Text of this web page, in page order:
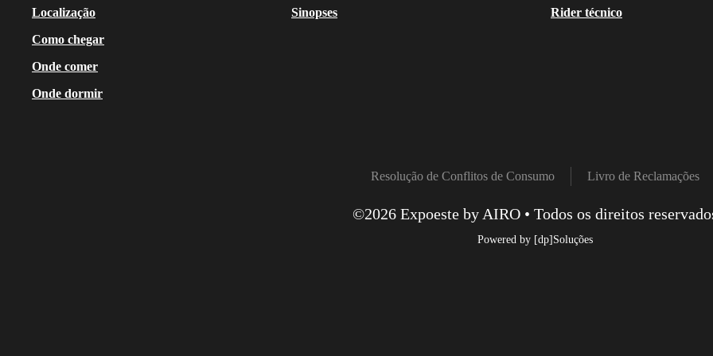
Localização
Como chegar
Onde comer
Onde dormir
Sinopses Rider técnico
Resolução de Conflitos de Consumo Livro de Reclamações
©2026Expoeste by AIRO • Todos os direitos
Powered by [dp]Soluções